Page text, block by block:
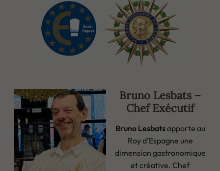
Bruno Lesbats –
Chef Exécutif
Bruno Lesbatsapporte au
Roy d’Espagne une
dimension gastronomique
et créative. Chef